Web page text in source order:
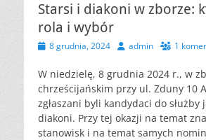
Starsi i diakoni w zborze:
rola i wybór
Opublikowano
8 grudnia, 2024 Autoradmin 1
W niedzielę, 8 grudnia 2024 r., w
chrześcijańskim przy ul. Zduny 10
zgłaszani byli kandydaci do służby
diakoni. Przy tej okazji na temat
stanowisk i na temat samych